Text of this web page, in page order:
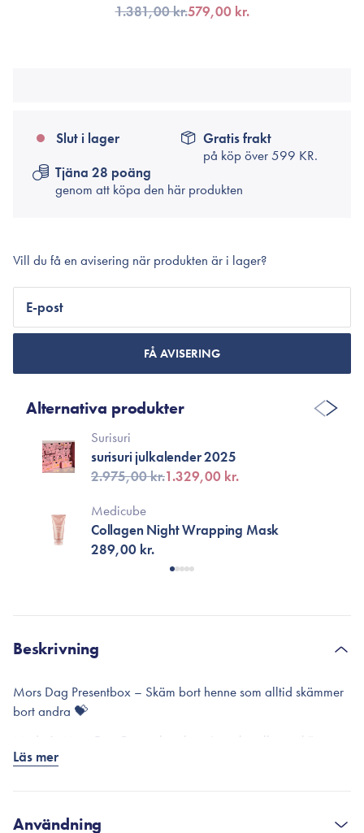
1.381,00 kr.579,00 kr.
Slut i lager
Gratis frakt
på köp över599 KR.
Tjäna 28 poäng
genom att köpa den här produkten
Vill du få en avisering när produkten är i lager?
E-post
FÅ AVISERING
Alternativa produkter
Surisuri
surisuri julkalender 2025
2.975,00 kr.1.329,00 kr.
Medicube
Collagen Night Wrapping Mask
289,00 kr.
Beskrivning
Mors Dag Presentbox – Skäm bort henne som alltid skämmer
bort andra 💝
Med vår Mors Dag Presentbox har vi samlat allt som känns
som en paus, en stunds avkoppling och lite extra selfcare i en
Detta ingår i boxen:
Läs mer
Användning